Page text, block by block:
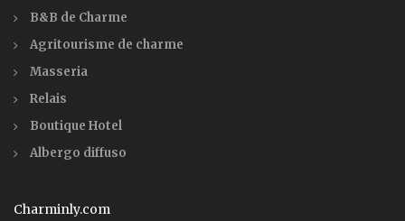
B&B de Charme
Agritourisme de charme
Masseria
Relais
Boutique Hotel
Albergo diffuso
Charminly.com